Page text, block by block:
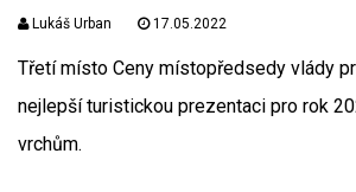
Lukáš Urban 17.05.2022
Třetí místo Ceny místopředsedy vlády
nejlepší turistickou prezentaci pro rok
vrchům.